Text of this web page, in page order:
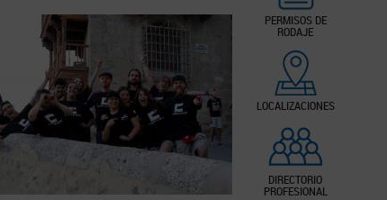
PERMISOS DE
RODAJE
LOCALIZACIONES
DIRECTORIO
PROFESIONAL